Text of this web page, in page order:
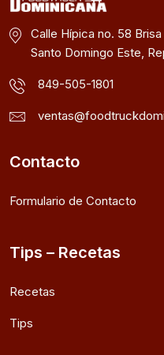
Calle Hípica no. 58
Santo Domingo Este,
849-505-1801
Contacto
Formulario de Contacto
Tips – Recetas
Recetas
Tips